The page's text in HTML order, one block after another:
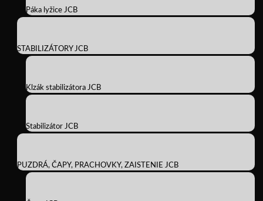
Páka lyžice JCB
STABILIZÁTORY JCB
Klzák stabilizátora JCB
Stabilizátor JCB
PUZDRÁ, ČAPY, PRACHOVKY, ZAISTENIE JCB